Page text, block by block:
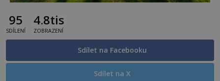
95
SDÍLENÍ
4.8tis
ZOBRAZENÍ
Sdílet na Facebooku
Sdílet na X